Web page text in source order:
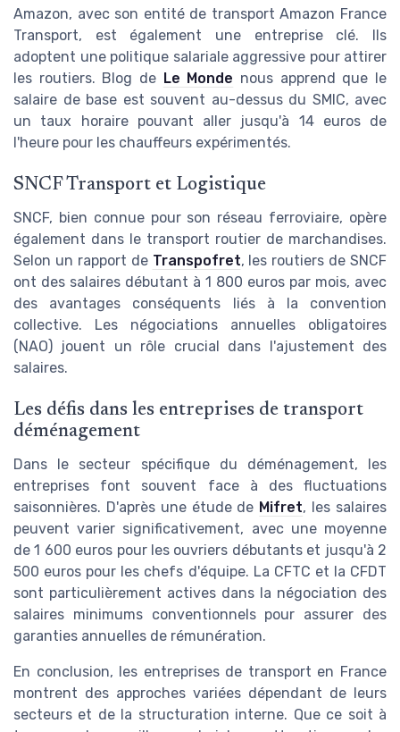
Amazon, avec son entité de transport Amazon France
Transport, est également une entreprise clé. Ils
adoptent une politique salariale aggressive pour attirer
les routiers. Blog de Le Monde nous apprend que le
salaire de base est souvent au-dessus du SMIC, avec
un taux horaire pouvant aller jusqu'à 14 euros de
l'heure pour les chauffeurs expérimentés.
SNCF Transport et Logistique
SNCF, bien connue pour son réseau ferroviaire, opère
également dans le transport routier de marchandises.
Selon un rapport de Transpofret, les routiers de SNCF
ont des salaires débutant à 1 800 euros par mois, avec
des avantages conséquents liés à la convention
collective. Les négociations annuelles obligatoires
(NAO) jouent un rôle crucial dans l'ajustement des
salaires.
Les défis dans les entreprises de transport
déménagement
Dans le secteur spécifique du déménagement, les
entreprises font souvent face à des fluctuations
saisonnières. D'après une étude de Mifret, les salaires
peuvent varier significativement, avec une moyenne
de 1 600 euros pour les ouvriers débutants et jusqu'à 2
500 euros pour les chefs d'équipe. La CFTC et la CFDT
sont particulièrement actives dans la négociation des
salaires minimums conventionnels pour assurer des
garanties annuelles de rémunération.
En conclusion, les entreprises de transport en France
montrent des approches variées dépendant de leurs
secteurs et de la structuration interne. Que ce soit à